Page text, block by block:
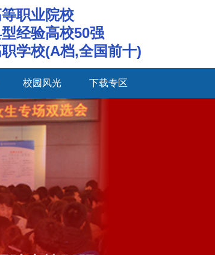
职业院校
经验高校50强
学校(A档,全国前十)
校园风光 下载专区